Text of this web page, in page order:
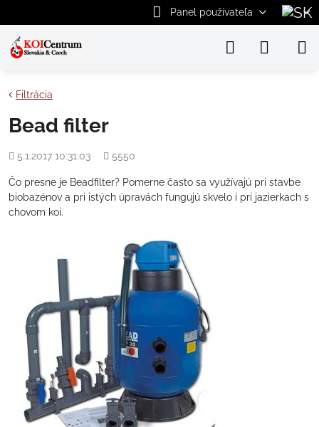
Panel používateľa
Filtrácia
Bead filter
Pridané
5.1.2017 10:31:03
Počet
5550
Čo presne je Beadfilter? Pomerne často sa využívajú pri stavbe
biobazénov a pri istých úpravách fungujú skvelo i pri jazierkach s
chovom koi.